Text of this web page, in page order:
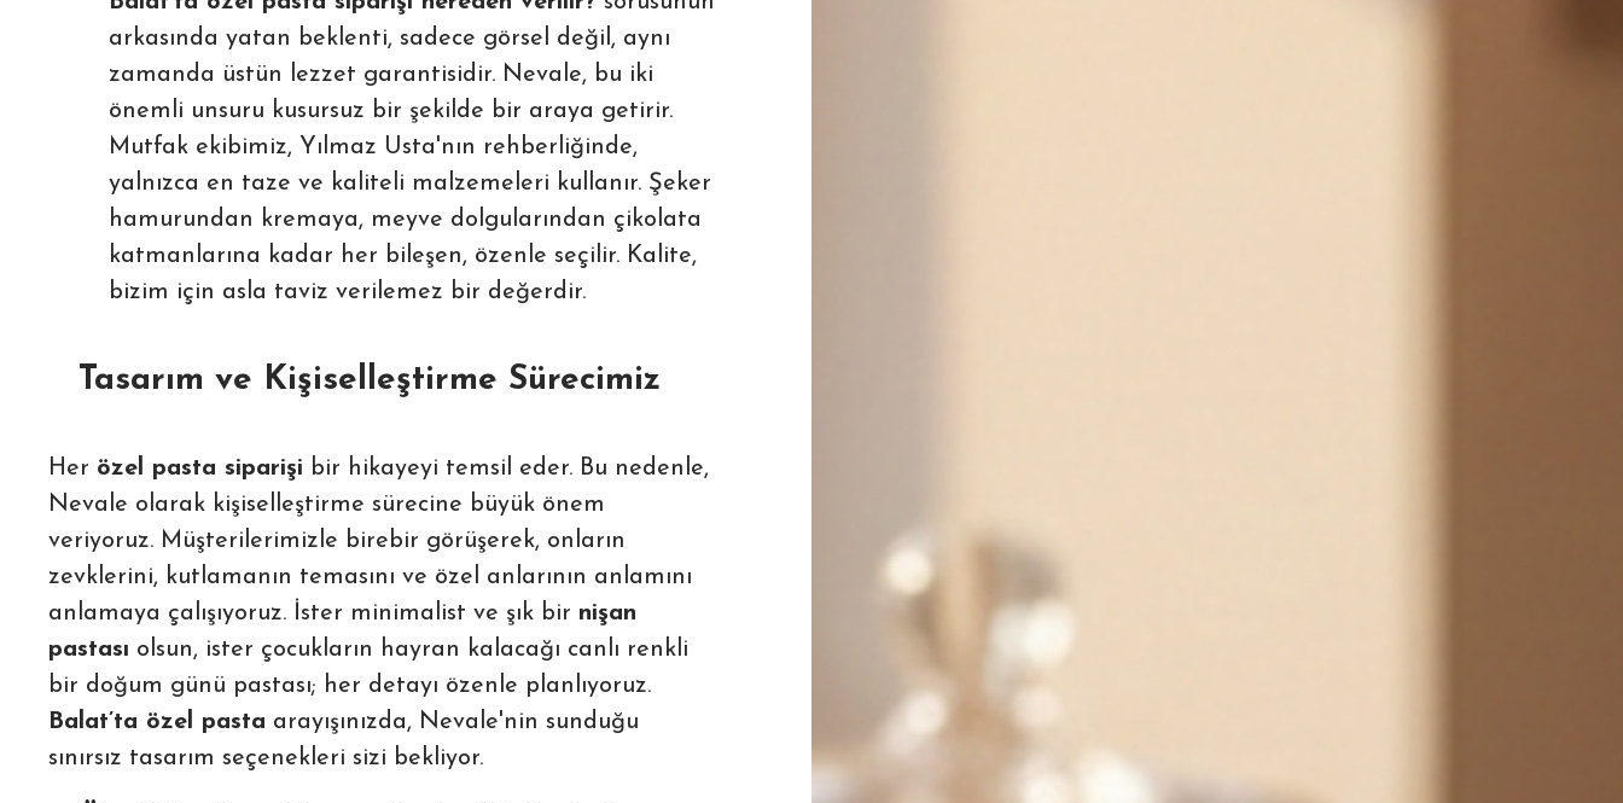
arkasında yatan beklenti, sadece görsel değil, aynı
zamanda üstün lezzet garantisidir. Nevale, bu iki
önemli unsuru kusursuz bir şekilde bir araya getirir.
Mutfak ekibimiz, Yılmaz Usta'nın rehberliğinde,
yalnızca en taze ve kaliteli malzemeleri kullanır. Şeker
hamurundan kremaya, meyve dolgularından çikolata
katmanlarına kadar her bileşen, özenle seçilir. Kalite,
bizim için asla taviz verilemez bir değerdir.
Tasarım ve Kişiselleştirme Sürecimiz
Her özel pasta siparişi bir hikayeyi temsil eder. Bu nedenle,
Nevale olarak kişiselleştirme sürecine büyük önem
veriyoruz. Müşterilerimizle birebir görüşerek, onların
zevklerini, kutlamanın temasını ve özel anlarının anlamını
anlamaya çalışıyoruz. İster minimalist ve şık bir nişan
pastası olsun, ister çocukların hayran kalacağı canlı renkli
bir doğum günü pastası; her detayı özenle planlıyoruz.
Balat’ta özel pasta arayışınızda, Nevale'nin sunduğu
sınırsız tasarım seçenekleri sizi bekliyor.